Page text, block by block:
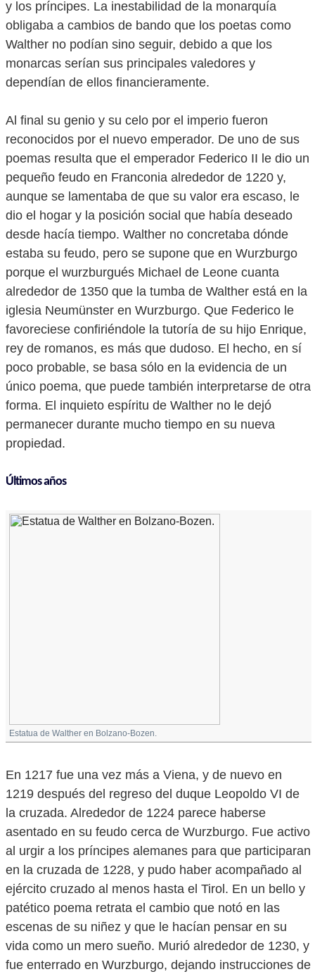
y los príncipes. La inestabilidad de la monarquía
obligaba a cambios de bando que los poetas como
Walther no podían sino seguir, debido a que los
monarcas serían sus principales valedores y
dependían de ellos financieramente.
Al final su genio y su celo por el imperio fueron
reconocidos por el nuevo emperador. De uno de sus
poemas resulta que el emperador Federico II le dio un
pequeño feudo en Franconia alrededor de 1220 y,
aunque se lamentaba de que su valor era escaso, le
dio el hogar y la posición social que había deseado
desde hacía tiempo. Walther no concretaba dónde
estaba su feudo, pero se supone que en Wurzburgo
porque el wurzburgués Michael de Leone cuanta
alrededor de 1350 que la tumba de Walther está en la
iglesia Neumünster en Wurzburgo. Que Federico le
favoreciese confiriéndole la tutoría de su hijo Enrique,
rey de romanos, es más que dudoso. El hecho, en sí
poco probable, se basa sólo en la evidencia de un
único poema, que puede también interpretarse de otra
forma. El inquieto espíritu de Walther no le dejó
permanecer durante mucho tiempo en su nueva
propiedad.
Últimos años
Estatua de Walther en Bolzano-Bozen.
En 1217 fue una vez más a Viena, y de nuevo en
1219 después del regreso del duque Leopoldo VI de
la cruzada. Alrededor de 1224 parece haberse
asentado en su feudo cerca de Wurzburgo. Fue activo
al urgir a los príncipes alemanes para que participaran
en la cruzada de 1228, y pudo haber acompañado al
ejército cruzado al menos hasta el Tirol. En un bello y
patético poema retrata el cambio que notó en las
escenas de su niñez y que le hacían pensar en su
vida como un mero sueño. Murió alrededor de 1230, y
fue enterrado en Wurzburgo, dejando instrucciones de